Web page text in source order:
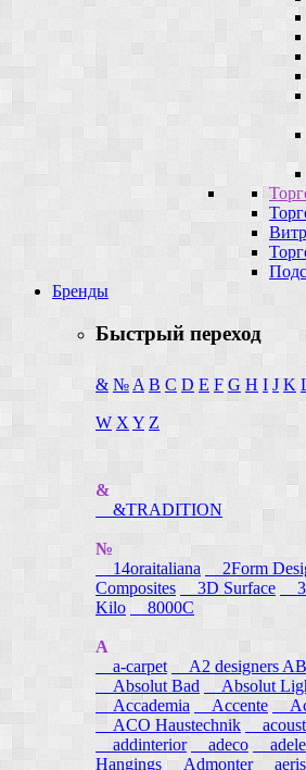
Бренды
Быстрый переход
& № A B C D E F G H I J K
W X Y Z
&
&TRADITION
№
14oraitaliana
2Form
Composites
3D Surface
Kilo
8000C
A
a-carpet
A2 designers AB
Absolut Bad
Absolut
Accademia
Accente
ACO Haustechnik
addinterior
adeco
Hangings Admonter aeris